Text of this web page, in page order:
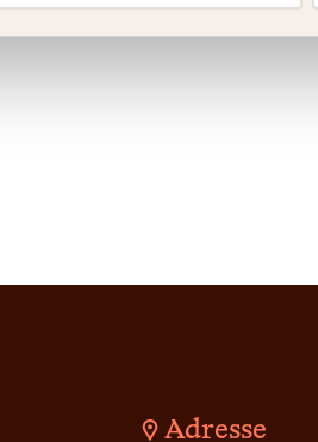
Adresse